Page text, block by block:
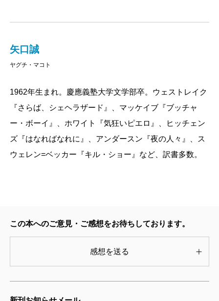
矢口誠
ヤグチ・マコト
1962年生まれ。慶應義塾大学文学部卒。ウェストレイク
『さらば、シェヘラザード』、マッケイブ『ブッチャ
ー・ボーイ』、ホワイト『気狂いピエロ』、ヒッチェン
ズ『はなればなれに』、アンダースン『夜の人々』、ス
ウェレン=ベッカー『キル・ショー』など、訳書多数。
この本へのご意見・ご感想をお待ちしております。
感想を送る